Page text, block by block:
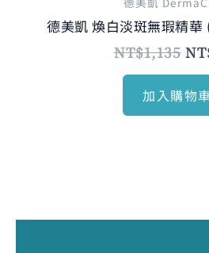
德美凱 煥白淡斑無瑕精華
NT$1,135
加入購物